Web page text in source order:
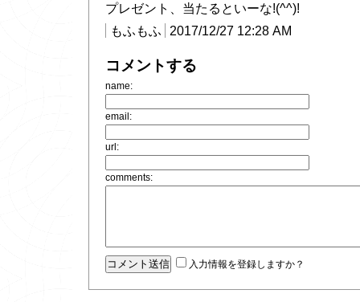
プレゼント、当たるといーな!(^^)!
もふもふ
2017/12/27 12:28 AM
コメントする
name:
email:
url:
comments:
入力情報を登録しますか？